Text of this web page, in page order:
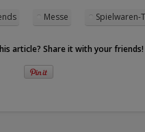
Messe Spielwaren-
article? Share it with your friends!